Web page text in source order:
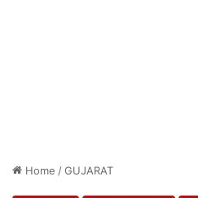
Home /GUJARAT